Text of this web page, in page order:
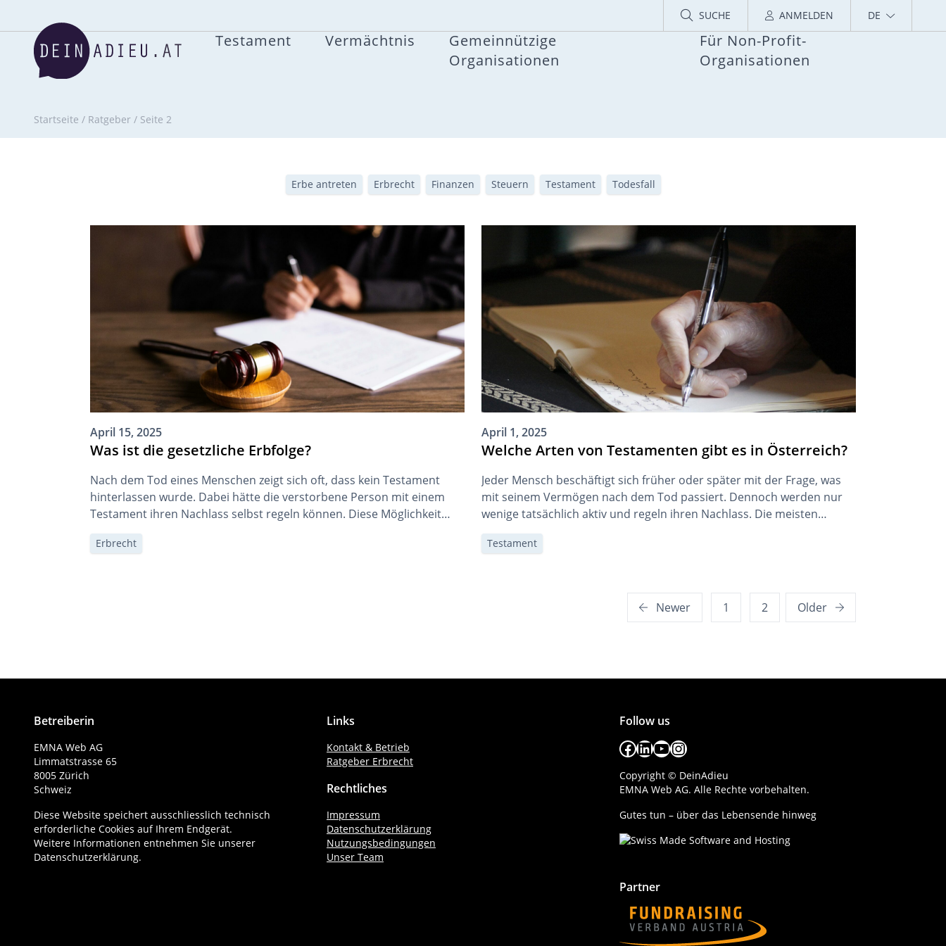
SUCHE ANMELDEN DE
Testament Vermächtnis
Gemeinnützige
Organisationen
Für Non-Profit-
Organisationen
Startseite / Ratgeber / Seite 2
Erbe antreten Erbrecht Finanzen Steuern Testament Todesfall
April 15, 2025
Was ist die gesetzliche Erbfolge?
Nach dem Tod eines Menschen zeigt sich oft, dass kein Testament
hinterlassen wurde. Dabei hätte die verstorbene Person mit einem
Testament ihren Nachlass selbst regeln können. Diese Möglichkeit
wird jedoch häufig nicht genutzt. Das österreichische Recht stellt
sicher, dass das Vermögen dennoch geordnet verteilt wird. In den
Erbrecht
April 1, 2025
Welche Arten von Testamenten gibt es in Österreich?
Jeder Mensch beschäftigt sich früher oder später mit der Frage, was
mit seinem Vermögen nach dem Tod passiert. Dennoch werden nur
wenige tatsächlich aktiv und regeln ihren Nachlass. Die meisten
schieben wichtige Entscheidungen auf und wollen sich nicht mit der
eigenen Sterblichkeit beschäftigen. Darauf deutet auch eine aktuelle
Testament
Newer 1 2 Older
Betreiberin
EMNA Web AG
Limmatstrasse 65
8005 Zürich
Schweiz
Diese Website speichert ausschliesslich technisch
erforderliche Cookies auf Ihrem Endgerät.
Weitere Informationen entnehmen Sie unserer
Datenschutzerklärung.
Links
Kontakt & Betrieb
Ratgeber Erbrecht
Rechtliches
Impressum
Datenschutzerklärung
Nutzungsbedingungen
Unser Team
Follow us
Facebook
LinkedIn
YouTube
Instagram
Copyright © DeinAdieu
EMNA Web AG. Alle Rechte vorbehalten.
Gutes tun – über das Lebensende hinweg
Partner